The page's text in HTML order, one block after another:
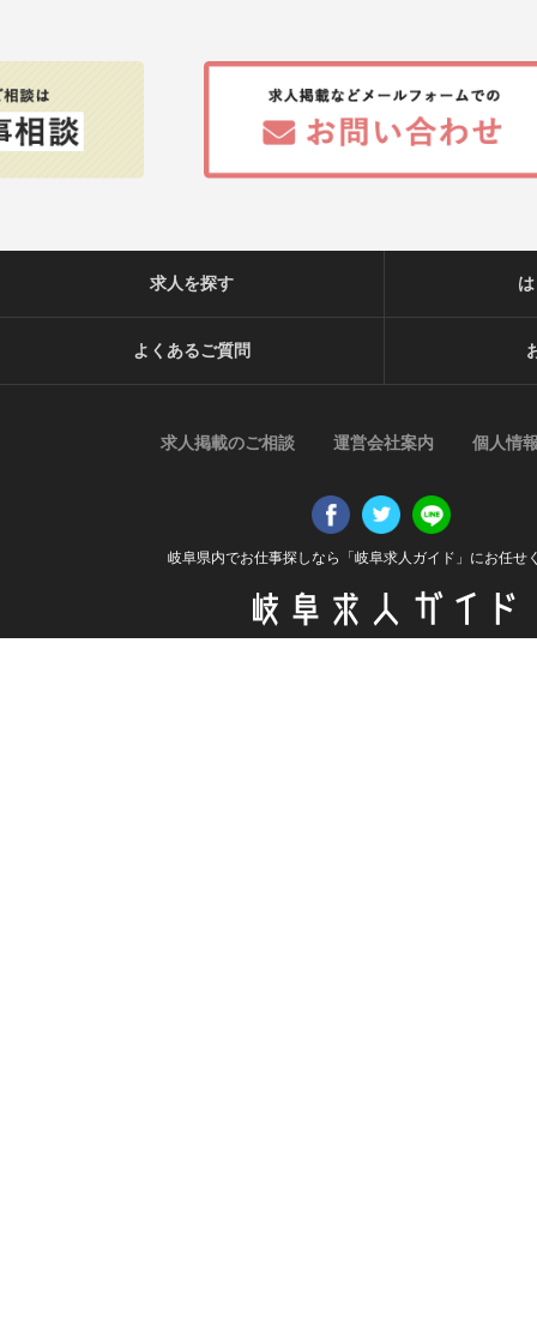
岐阜県内でお仕事探しなら「岐阜求人ガイド」にお任せ
求人を探す
よくあるご質問
求人掲載のご相談 運営会社案内 個人情